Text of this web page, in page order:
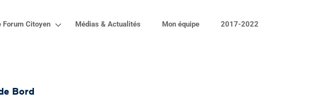
Forum Citoyen Médias & Actualités Mon équipe 2017-2022
Bord